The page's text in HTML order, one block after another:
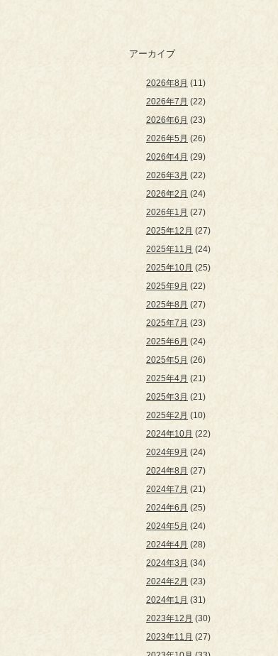
アーカイブ
2026年8月 (11)
2026年7月 (22)
2026年6月 (23)
2026年5月 (26)
2026年4月 (29)
2026年3月 (22)
2026年2月 (24)
2026年1月 (27)
2025年12月 (27)
2025年11月 (24)
2025年10月 (25)
2025年9月 (22)
2025年8月 (27)
2025年7月 (23)
2025年6月 (24)
2025年5月 (26)
2025年4月 (21)
2025年3月 (21)
2025年2月 (10)
2024年10月 (22)
2024年9月 (24)
2024年8月 (27)
2024年7月 (21)
2024年6月 (25)
2024年5月 (24)
2024年4月 (28)
2024年3月 (34)
2024年2月 (23)
2024年1月 (31)
2023年12月 (30)
2023年11月 (27)